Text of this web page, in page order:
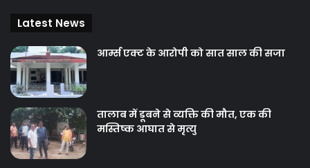
Latest News
आर्म्स एक्ट के आरोपी को सात साल की सजा
तालाब में डूबने से व्यक्ति की मौत, एक की
मस्तिष्क आघात से मृत्यु